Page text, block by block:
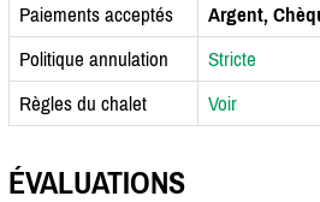
Paiements acceptés
Argent,
Politique annulation
Stricte
Règles du chalet
Voir
ÉVALUATIONS